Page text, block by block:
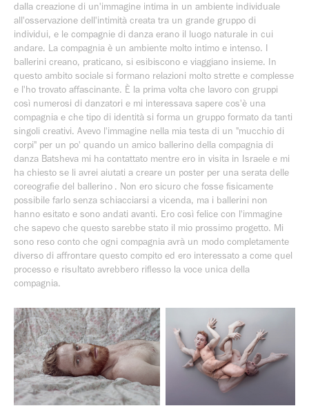
dalla creazione di un'immagine intima in un ambiente individuale
all'osservazione dell'intimità creata tra un grande gruppo di
individui, e le compagnie di danza erano il luogo naturale in cui
andare. La compagnia è un ambiente molto intimo e intenso. I
ballerini creano, praticano, si esibiscono e viaggiano insieme. In
questo ambito sociale si formano relazioni molto strette e complesse
e l'ho trovato affascinante. È la prima volta che lavoro con gruppi
così numerosi di danzatori e mi interessava sapere cos'è una
compagnia e che tipo di identità si forma un gruppo formato da tanti
singoli creativi. Avevo l'immagine nella mia testa di un "mucchio di
corpi" per un po' quando un amico ballerino della compagnia di
danza Batsheva mi ha contattato mentre ero in visita in Israele e mi
ha chiesto se li avrei aiutati a creare un poster per una serata delle
coreografie del ballerino . Non ero sicuro che fosse fisicamente
possibile farlo senza schiacciarsi a vicenda, ma i ballerini non
hanno esitato e sono andati avanti. Ero così felice con l'immagine
che sapevo che questo sarebbe stato il mio prossimo progetto. Mi
sono reso conto che ogni compagnia avrà un modo completamente
diverso di affrontare questo compito ed ero interessato a come quel
processo e risultato avrebbero riflesso la voce unica della
compagnia.